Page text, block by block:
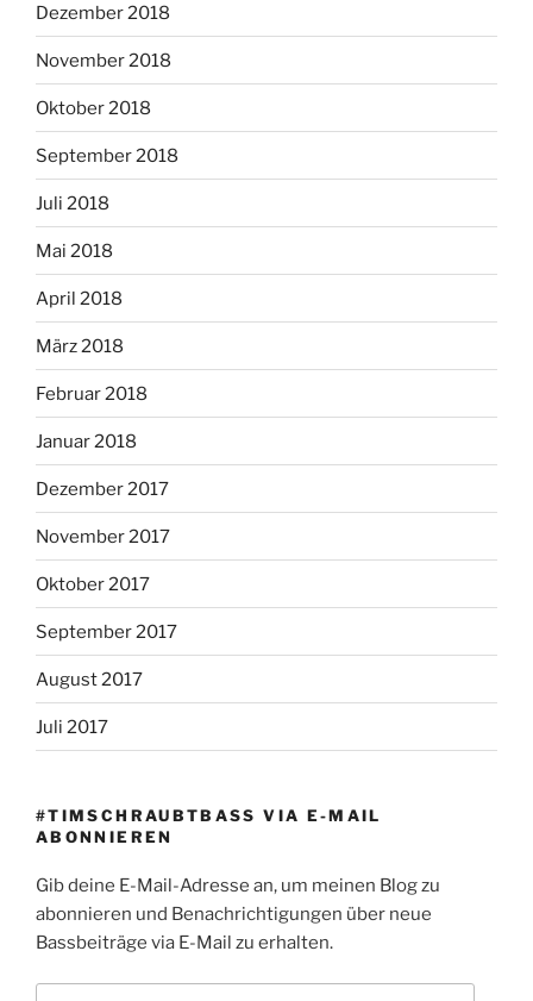
Dezember 2018
November 2018
Oktober 2018
September 2018
Juli 2018
Mai 2018
April 2018
März 2018
Februar 2018
Januar 2018
Dezember 2017
November 2017
Oktober 2017
September 2017
August 2017
Juli 2017
#TIMSCHRAUBTBASS VIA E-MAIL
ABONNIEREN
Gib deine E-Mail-Adresse an, um meinen Blog zu
abonnieren und Benachrichtigungen über neue
Bassbeiträge via E-Mail zu erhalten.